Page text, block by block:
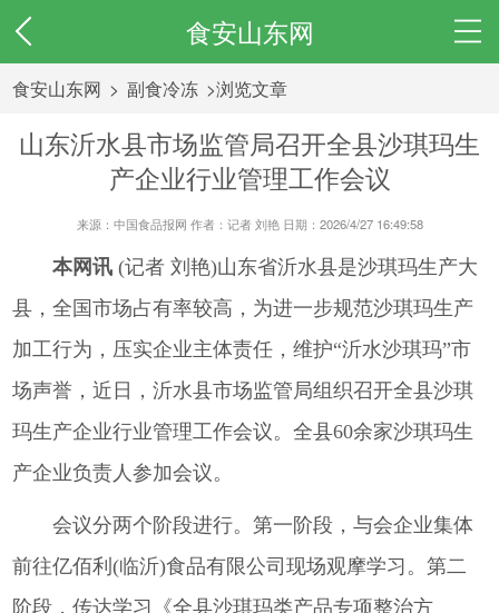
食安山东网
食安山东网 > 副食冷冻 >浏览文章
山东沂水县市场监管局召开全县沙琪玛生
产企业行业管理工作会议
来源：中国食品报网 作者：记者 刘艳 日期：2026/4/27 16:49:58
本网讯 (记者 刘艳)山东省沂水县是沙琪玛生产大
县，全国市场占有率较高，为进一步规范沙琪玛生产
加工行为，压实企业主体责任，维护“沂水沙琪玛”市
场声誉，近日，沂水县市场监管局组织召开全县沙琪
玛生产企业行业管理工作会议。全县60余家沙琪玛生
产企业负责人参加会议。
会议分两个阶段进行。第一阶段，与会企业集体
前往亿佰利(临沂)食品有限公司现场观摩学习。第二
阶段，传达学习《全县沙琪玛类产品专项整治方